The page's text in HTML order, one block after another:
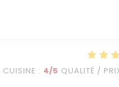
CUISINE : 4/5 QUALITÉ /